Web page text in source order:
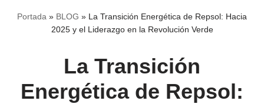
Portada » BLOG » La Transición Energética de Repsol: Hacia
2025 y el Liderazgo en la Revolución Verde
La Transición
Energética de Repsol: